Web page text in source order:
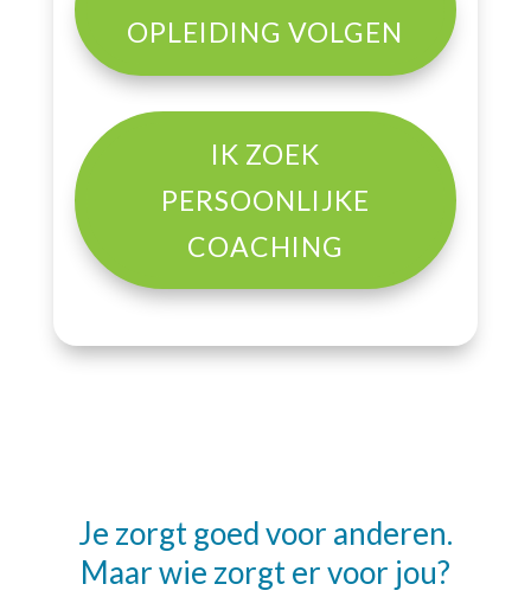
OPLEIDING VOLGEN
IK ZOEK
PERSOONLIJKE
COACHING
Je zorgt goed voor anderen.
Maar wie zorgt er voor jou?